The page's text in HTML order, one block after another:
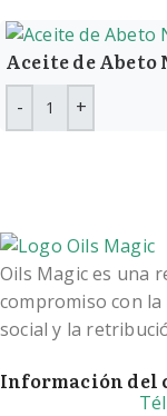
Aceite de Abeto
Oils Magic es una
compromiso con
social y la
Información del